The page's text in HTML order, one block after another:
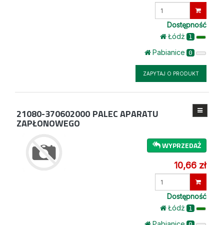
Dostępność
Łódż 1
Pabianice 0
ZAPYTAJ O PRODUKT
21080-370602000 PALEC APARATU
ZAPŁONOWEGO
WYPRZEDAŻ
10,66 zł
Dostępność
Łódż 1